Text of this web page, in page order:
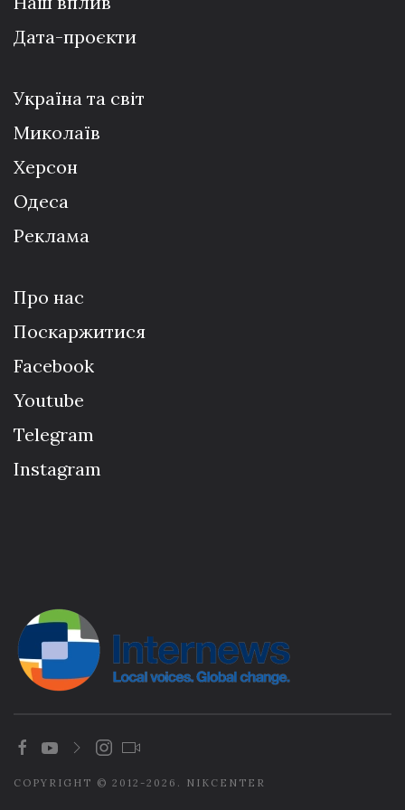
Дата-проєкти
Україна та світ
Миколаїв
Херсон
Одеса
Реклама
Про нас
Поскаржитися
Facebook
Youtube
Telegram
Instagram
COPYRIGHT © 2012-2026. NIKCENTER